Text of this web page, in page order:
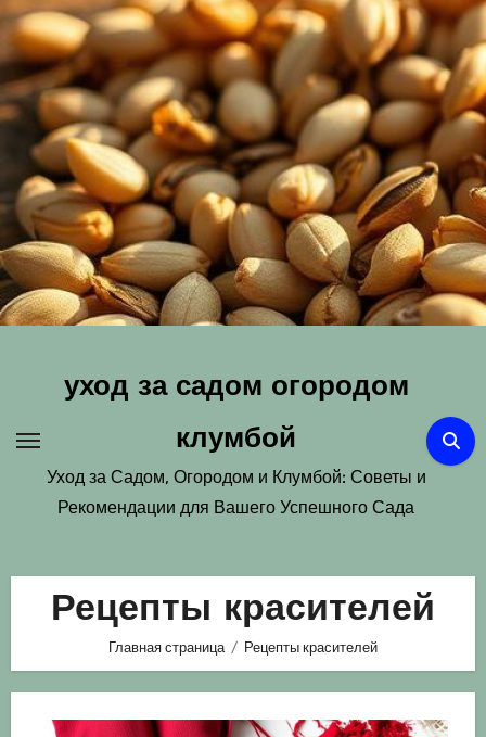
Перейти
содержимому
уход за садом огородом
клумбой
Уход за Садом, Огородом и Клумбой: Советы и
Рекомендации для Вашего Успешного Сада
Рецепты красителей
Главная страница Рецепты красителей